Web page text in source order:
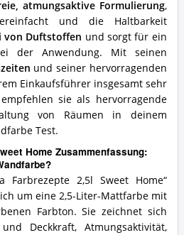
atmungsaktive Formulierung,
und die Haltbarkeit
von Duftstoffen und sorgt für ein
der Anwendung. Mit seinen
und seiner hervorragenden
Einkaufsführer insgesamt sehr
sie als hervorragende
von Räumen in deinem
Test.
Home Zusammenfassung:
Farbrezepte 2,5l Sweet Home“
um eine 2,5-Liter-Mattfarbe mit
Farbton. Sie zeichnet sich
Deckkraft, Atmungsaktivität,